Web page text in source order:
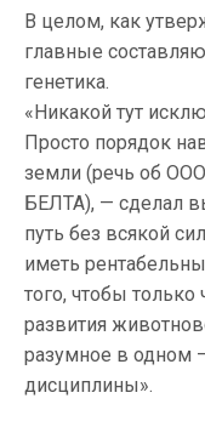
В целом, как
главные
генетика.
«Никакой тут
Просто порядок
земли (речь об
БЕЛТА), — сделал
путь без всякой
иметь
того, чтобы только
развития
разумное в одном
дисциплины».